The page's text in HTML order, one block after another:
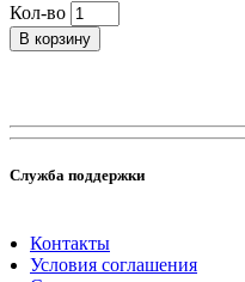
Кол-во
В корзину
Служба поддержки
Контакты
Условия соглашения